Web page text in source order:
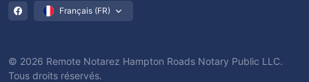
Français (FR)
© 2026 Remote Notarez Hampton Roads Notary Public LLC.
Tous droits réservés.